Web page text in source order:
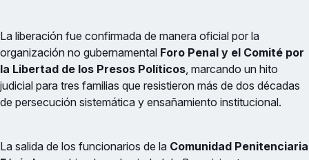
La liberación fue confirmada de manera oficial por la
organización no gubernamental Foro Penal y el Comité por
la Libertad de los Presos Políticos, marcando un hito
judicial para tres familias que resistieron más de dos décadas
de persecución sistemática y ensañamiento institucional.
La salida de los funcionarios de la Comunidad Penitenciaria